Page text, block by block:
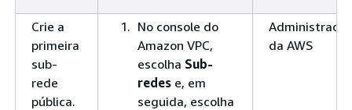
Crie a
primeira
sub-
rede
pública.
No console do
Amazon VPC,
escolha Sub-
redes e, em
seguida, escolha
Administrador
da AWS